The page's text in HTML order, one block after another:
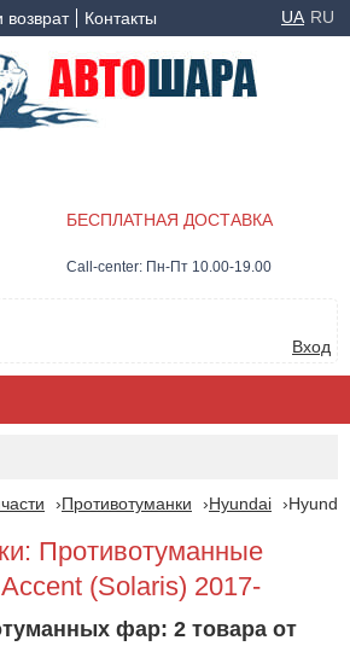
возврат Контакты UA RU
БЕСПЛАТНАЯ ДОСТАВКА
Call-center: Пн-Пт 10.00-19.00
Вход
Противотуманки Hyundai
Противотуманные
(Solaris) 2017-
фар: 2 товара от